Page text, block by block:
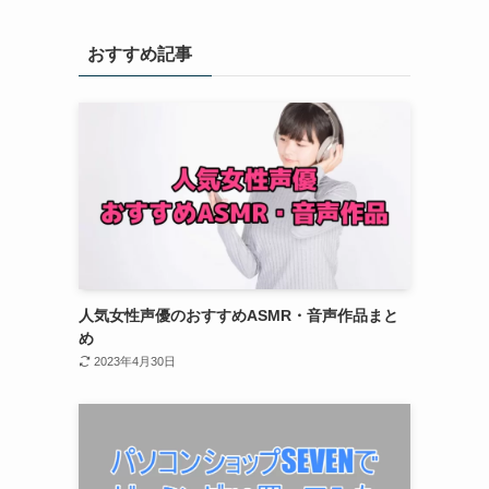
おすすめ記事
人気女性声優のおすすめASMR・音声作品まと
め
2023年4月30日